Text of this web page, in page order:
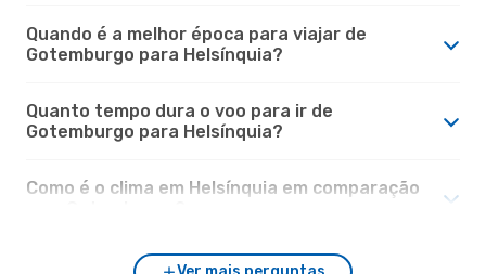
Quando é a melhor época para viajar de
Gotemburgo para Helsínquia?
Quanto tempo dura o voo para ir de
Gotemburgo para Helsínquia?
Como é o clima em Helsínquia em comparação